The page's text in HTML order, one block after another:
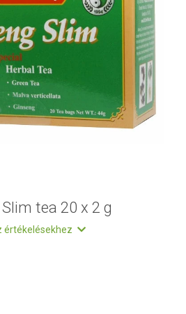
tea 20 x 2 g
értékelésekhez